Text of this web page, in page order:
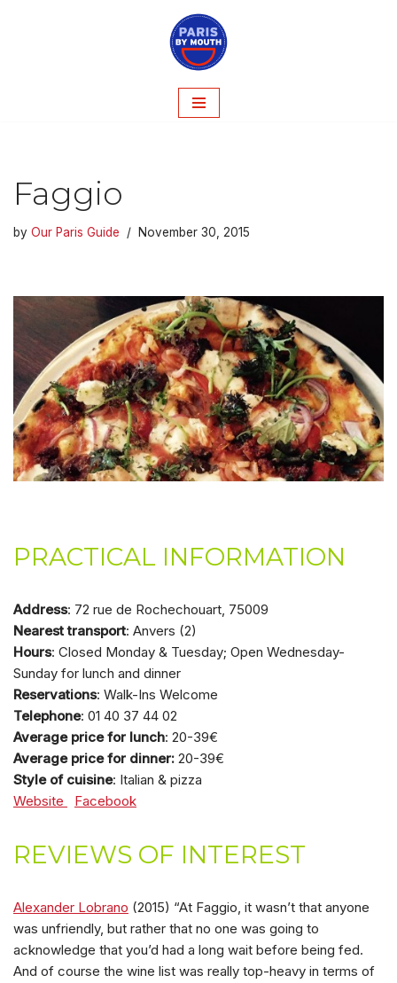
Faggio
by Our Paris Guide November 30, 2015
PRACTICAL INFORMATION
Address: 72 rue de Rochechouart, 75009
Nearest transport: Anvers (2)
Hours: Closed Monday & Tuesday; Open Wednesday-
Sunday for lunch and dinner
Reservations: Walk-Ins Welcome
Telephone: 01 40 37 44 02
Average price for lunch: 20-39€
Average price for dinner: 20-39€
Style of cuisine: Italian & pizza
Website
Facebook
REVIEWS OF INTEREST
Alexander Lobrano (2015) “At Faggio, it wasn’t that anyone
was unfriendly, but rather that no one was going to
acknowledge that you’d had a long wait before being fed.
And of course the wine list was really top-heavy in terms of